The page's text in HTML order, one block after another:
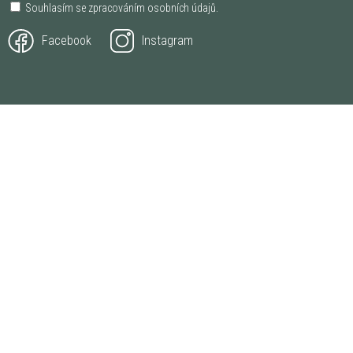
Souhlasím se zpracováním osobních údajů
Facebook Instagram